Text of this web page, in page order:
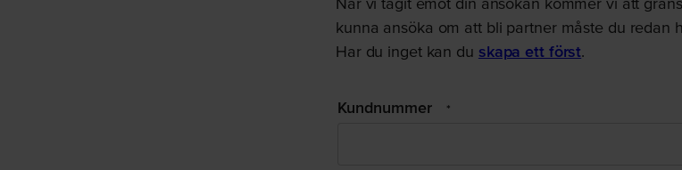
kunna ansöka om att bli partner måste du redan
Har du inget kan du skapa ett först.
Kundnummer *